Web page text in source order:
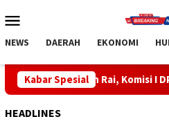
ke
Mobile
NEWS DAERAH EKONOMI
Kabar Spesial
Rai, Komisi I DPRD Bali
HEADLINES